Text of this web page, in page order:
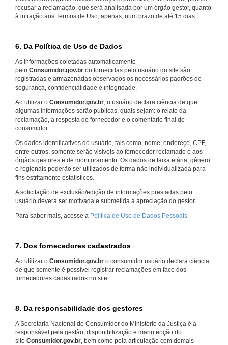
recusar a reclamação, que será analisada por um órgão gestor, quanto
à infração aos Termos de Uso, apenas, num prazo de até 15 dias.
6. Da Política de Uso de Dados
As informações coletadas automaticamente
pelo Consumidor.gov.br ou fornecidas pelo usuário do site são
registradas e armazenadas observados os necessários padrões de
segurança, confidencialidade e integridade.
Ao utilizar o Consumidor.gov.br , o usuário declara ciência de que
algumas informações serão públicas, quais sejam: o relato da
reclamação, a resposta do fornecedor e o comentário final do
consumidor.
Os dados identificativos do usuário, tais como, nome, endereço, CPF,
entre outros, somente serão visíveis ao fornecedor reclamado e aos
órgãos gestores e de monitoramento. Os dados de faixa etária, gênero
e regionais poderão ser utilizados de forma não individualizada para
fins estritamente estatísticos.
A solicitação de exclusão/edição de informações prestadas pelo
usuário deverá ser motivada e submetida à apreciação do gestor.
Para saber mais, acesse a Política de Uso de Dados Pessoais.
7. Dos fornecedores cadastrados
Ao utilizar o Consumidor.gov.br o consumidor usuário declara ciência
de que somente é possível registrar reclamações em face dos
fornecedores cadastrados no site.
8. Da responsabilidade dos gestores
A Secretaria Nacional do Consumidor do Ministério da Justiça é a
responsável pela gestão, disponibilização e manutenção do
site Consumidor.gov.br, bem como pela articulação com demais